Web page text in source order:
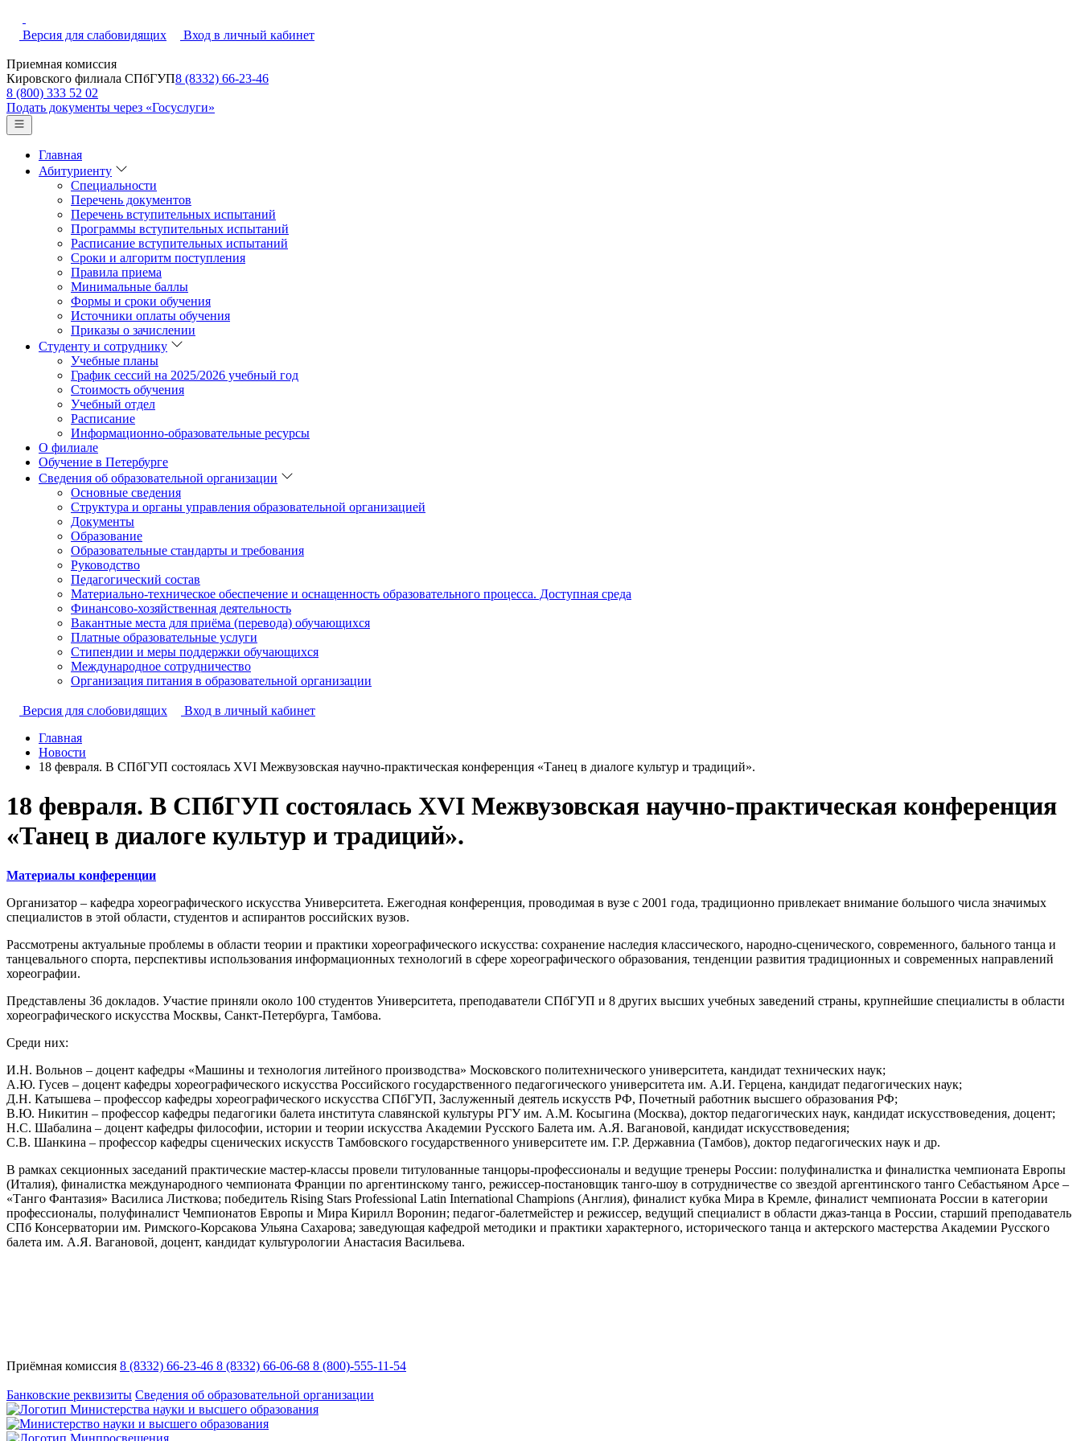
Версия для слабовидящих Вход в личный кабинет
Приемная комиссия
Кировского филиала СПбГУП8 (8332) 66-23-46
8 (800) 333 52 02
Подать документы через «Госуслуги»
Главная
Абитуриенту
Специальности
Перечень документов
Перечень вступительных испытаний
Программы вступительных испытаний
Расписание вступительных испытаний
Сроки и алгоритм поступления
Правила приема
Минимальные баллы
Формы и сроки обучения
Источники оплаты обучения
Приказы о зачислении
Студенту и сотруднику
Учебные планы
График сессий на 2025/2026 учебный год
Стоимость обучения
Учебный отдел
Расписание
Информационно-образовательные ресурсы
О филиале
Обучение в Петербурге
Сведения об образовательной организации
Основные сведения
Структура и органы управления образовательной организацией
Документы
Образование
Образовательные стандарты и требования
Руководство
Педагогический состав
Материально-техническое обеспечение и оснащенность образовательного процесса. Доступная среда
Финансово-хозяйственная деятельность
Вакантные места для приёма (перевода) обучающихся
Платные образовательные услуги
Стипендии и меры поддержки обучающихся
Международное сотрудничество
Организация питания в образовательной организации
Версия для слобовидящих
Вход в личный кабинет
Главная
Новости
18 февраля. В СПбГУП состоялась XVI Межвузовская научно-практическая конференция «Танец в диалоге культур и традиций».
18 февраля. В СПбГУП состоялась XVI Межвузовская научно-практическая конференция
«Танец в диалоге культур и традиций».
Материалы конференции
Организатор – кафедра хореографического искусства Университета. Ежегодная конференция, проводимая в вузе с 2001 года, традиционно привлекает внимание большого числа значимых
специалистов в этой области, студентов и аспирантов российских вузов.
Рассмотрены актуальные проблемы в области теории и практики хореографического искусства: сохранение наследия классического, народно-сценического, современного, бального танца и
танцевального спорта, перспективы использования информационных технологий в сфере хореографического образования, тенденции развития традиционных и современных направлений
хореографии.
Представлены 36 докладов. Участие приняли около 100 студентов Университета, преподаватели СПбГУП и 8 других высших учебных заведений страны, крупнейшие специалисты в области
хореографического искусства Москвы, Санкт-Петербурга, Тамбова.
Среди них:
И.Н. Вольнов – доцент кафедры «Машины и технология литейного производства» Московского политехнического университета, кандидат технических наук;
А.Ю. Гусев – доцент кафедры хореографического искусства Российского государственного педагогического университета им. А.И. Герцена, кандидат педагогических наук;
Д.Н. Катышева – профессор кафедры хореографического искусства СПбГУП, Заслуженный деятель искусств РФ, Почетный работник высшего образования РФ;
В.Ю. Никитин – профессор кафедры педагогики балета института славянской культуры РГУ им. А.М. Косыгина (Москва), доктор педагогических наук, кандидат искусствоведения, доцент;
Н.С. Шабалина – доцент кафедры философии, истории и теории искусства Академии Русского Балета им. А.Я. Вагановой, кандидат искусствоведения;
С.В. Шанкина – профессор кафедры сценических искусств Тамбовского государственного университете им. Г.Р. Державниа (Тамбов), доктор педагогических наук и др.
В рамках секционных заседаний практические мастер-классы провели титулованные танцоры-профессионалы и ведущие тренеры России: полуфиналистка и финалистка чемпионата Европы
(Италия), финалистка международного чемпионата Франции по аргентинскому танго, режиссер-постановщик танго-шоу в сотрудничестве со звездой аргентинского танго Себастьяном Арсе –
«Танго Фантазия» Василиса Листкова; победитель Rising Stars Professional Latin International Champions (Англия), финалист кубка Мира в Кремле, финалист чемпионата России в категории
профессионалы, полуфиналист Чемпионатов Европы и Мира Кирилл Воронин; педагог-балетмейстер и режиссер, ведущий специалист в области джаз-танца в России, старший преподаватель
СПб Консерватории им. Римского-Корсакова Ульяна Сахарова; заведующая кафедрой методики и практики характерного, исторического танца и актерского мастерства Академии Русского
балета им. А.Я. Вагановой, доцент, кандидат культурологии Анастасия Васильева.
Приёмная комиссия 8 (8332) 66-23-46 8 (8332) 66-06-68 8 (800)-555-11-54
Банковские реквизиты Сведения об образовательной организации